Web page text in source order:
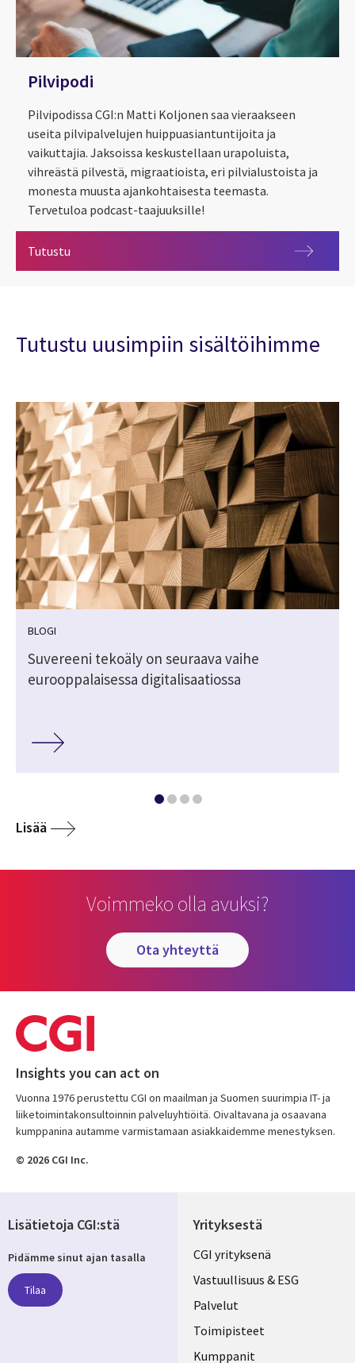
Pilvipodi
Pilvipodissa CGI:n Matti Koljonen saa vieraakseen
useita pilvipalvelujen huippuasiantuntijoita ja
vaikuttajia. Jaksoissa keskustellaan urapoluista,
vihreästä pilvestä, migraatioista, eri pilvialustoista ja
monesta muusta ajankohtaisesta teemasta.
Tervetuloa podcast-taajuuksille!
Tutustu
Tutustu uusimpiin sisältöihimme
BLOGI
Suvereeni tekoäly on seuraava vaihe
eurooppalaisessa digitalisaatiossa
Lisää
Voimmeko olla avuksi?
ota yhteyttä
Insights you can act on
Vuonna 1976 perustettu CGI on maailman ja Suomen suurimpia IT- ja
liiketoimintakonsultoinnin palveluyhtiöitä. Oivaltavana ja osaavana
kumppanina autamme varmistamaan asiakkaidemme menestyksen.
© 2026 CGI Inc.
Yrityksestä
Useful
links
FINLAND
CGI yrityksenä
Vastuullisuus & ESG
Palvelut
Toimipisteet
Kumppanit
Lisätietoja CGI:stä
Pidämme sinut ajan tasalla
Tilaa